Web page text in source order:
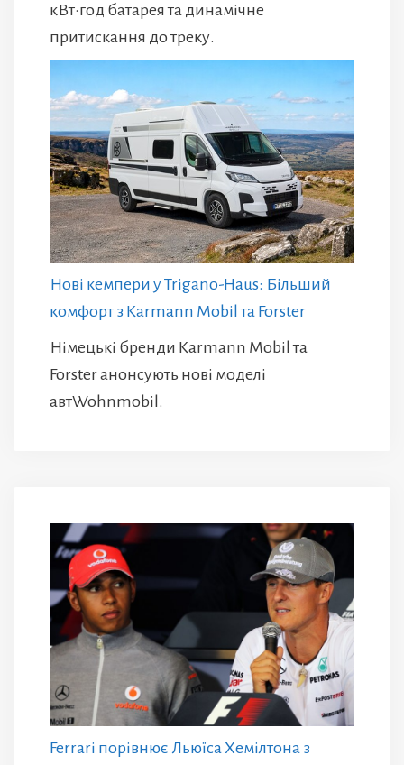
кВт·год батарея та динамічне
притискання до треку.
Нові кемпери у Trigano-Haus: Більший
комфорт з Karmann Mobil та Forster
Німецькі бренди Karmann Mobil та
Forster анонсують нові моделі
автWohnmobil.
Ferrari порівнює Льюїса Хемілтона з